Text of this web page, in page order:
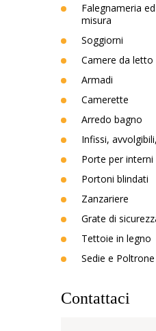
Falegnameria
misura
Soggiorni
Camere da
Armadi
Camerette
Arredo bagno
Infissi,
Porte per interni
Portoni blindati
Zanzariere
Grate di
Tettoie in legno
Sedie e Poltrone
Contattaci